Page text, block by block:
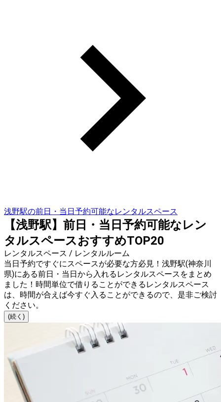
浅野駅の前日・当日予約可能なレンタルスペース
【浅野駅】前日・当日予約可能なレン
タルスペースおすすめTOP20
レンタルスペース / レンタルルーム
当日予約ですぐにスペースが必要な方必見！浅野駅(神奈川
県)にある前日・当日から入れるレンタルスペースをまとめ
ました！時間単位で借りることができるレンタルスペース
は、時間が合えば今すぐ入ることができるので、是非ご検討
ください。
(続く)